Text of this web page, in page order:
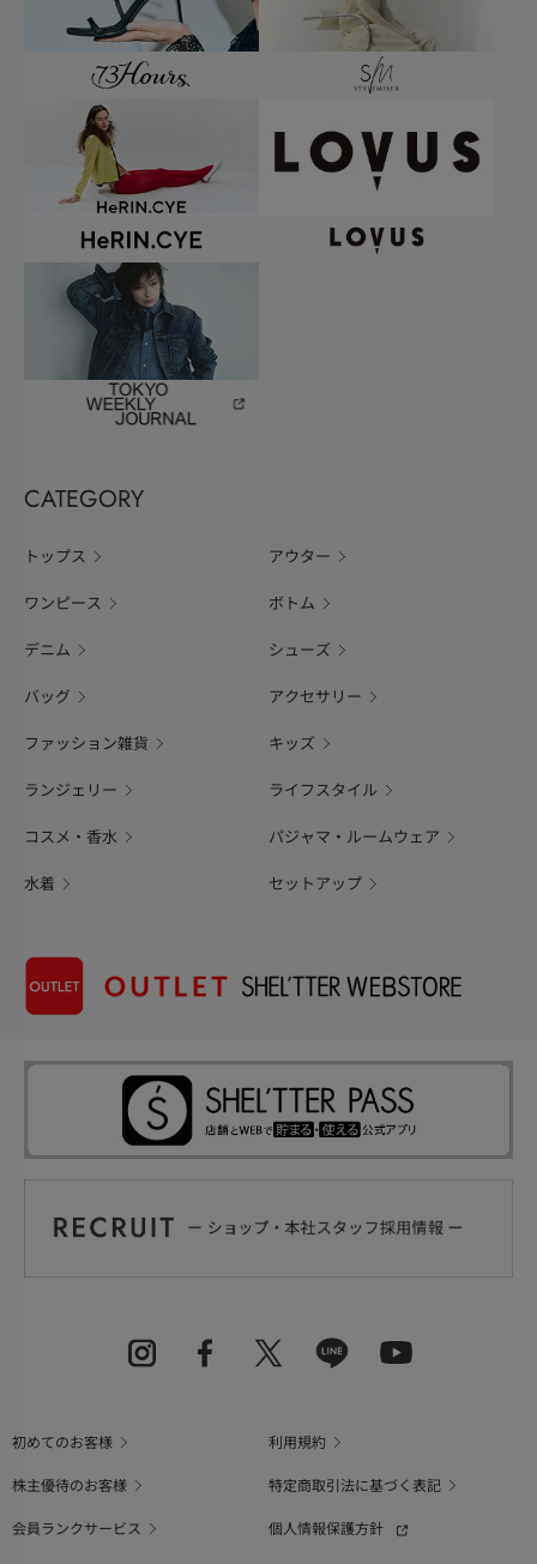
CATEGORY
トップス アウター
ワンピース ボトム
デニム シューズ
バッグ アクセサリー
ファッション雑貨 キッズ
ランジェリー ライフスタイル
コスメ・香水 パジャマ・ルームウェア
水着 セットアップ
初めてのお客様
利用規約
株主優待のお客様
特定商取引法に基づく表記
会員ランクサービス
個人情報保護方針